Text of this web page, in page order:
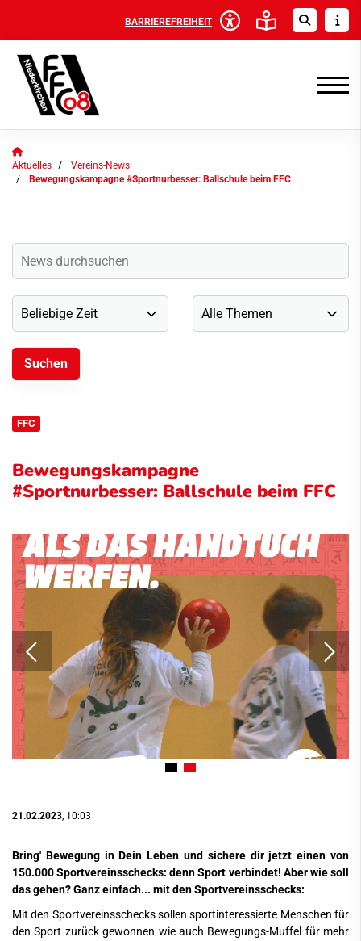
BARRIEREFREIHEIT
Aktuelles
Vereins-News
Bewegungskampagne #Sportnurbesser: Ballschule beim FFC
FFC
Bewegungskampagne
#Sportnurbesser: Ballschule beim FFC
21.02.2023, 10:03
Bring' Bewegung in Dein Leben und sichere dir jetzt einen von
150.000 Sportvereinsschecks: denn Sport verbindet! Aber wie soll
das gehen? Ganz einfach... mit den Sportvereinsschecks:
Mit den Sportvereinsschecks sollen sportinteressierte Menschen für
den Sport zurück gewonnen wie auch Bewegungs-Muffel für mehr